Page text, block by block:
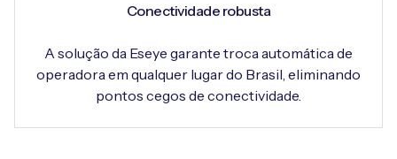
Conectividade robusta
A solução da Eseye garante troca automática de
operadora em qualquer lugar do Brasil, eliminando
pontos cegos de conectividade.